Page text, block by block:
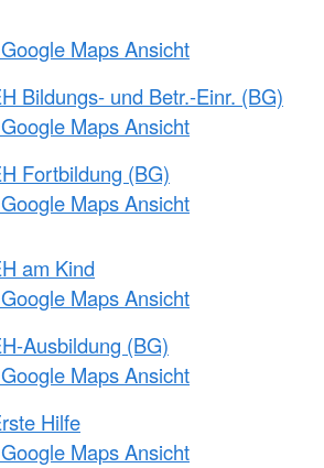
Maps Ansicht
Bildungs- und Betr.-Einr. (BG)
Maps Ansicht
Fortbildung (BG)
Maps Ansicht
am Kind
Maps Ansicht
Ausbildung (BG)
Maps Ansicht
Hilfe
Maps Ansicht